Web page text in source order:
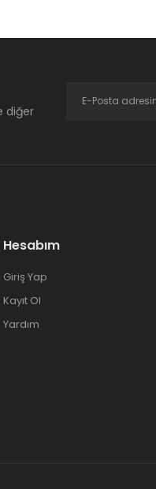
diğer
Hesabım
Giriş Yap
Kayıt Ol
Yardım